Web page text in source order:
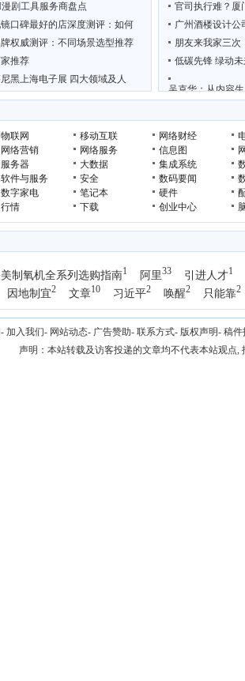
剧工具服务商盘点
口碑最好的店深度测评：如何
权威测评：不同场景选型推荐
推荐
黑上海电子展 四大领域及人
携猕猴桃电商项目亮相广
官司执行难？厦
广州酒楼设计公
朋友来我家三次
低碳先锋 绿动
吴克华：从内容
物联网 移动互联 网络财经
网络营销 网络服务 信息图
服务器 大数据 集成系统
软件与服务 安全 数码要闻
数字家电 笔记本 硬件
行情 下载 创业中心
美制氧机全系列选购指南1 阿里33 引进人才1
因地制宜2 文章10 习近平2 唤醒2 只能靠2
- 加入我们- 网站动态- 广告赞助- 联系方式- 版权声明- 稿件
声明：本站转载及访客投递的文章均不代表本站观点